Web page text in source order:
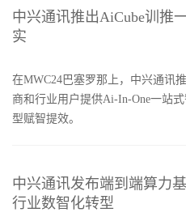
中兴通讯推出AiCube训推
实
在MWC24巴塞罗那上，中兴通讯
商和行业用户提供Ai-In-One一站
型赋智提效。
中兴通讯发布端到端算力
行业数智化转型